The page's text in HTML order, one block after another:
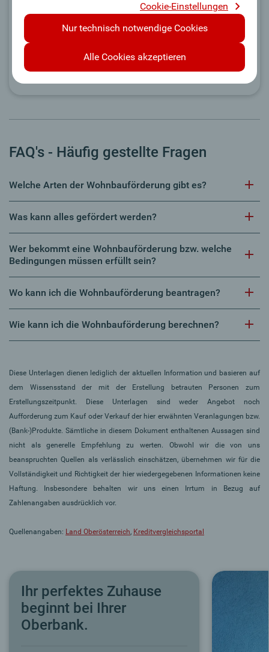
Alle wichtigen Informationen zur passenden
Kaufförderung.
FAQ's - Häufig gestellte Fragen
Welche Arten der Wohnbauförderung gibt es?
Was kann alles gefördert werden?
Wer bekommt eine Wohnbauförderung bzw. welche
Bedingungen müssen erfüllt sein?
Wo kann ich die Wohnbauförderung beantragen?
Wie kann ich die Wohnbauförderung berechnen?
Diese Unterlagen dienen lediglich der aktuellen Information und basieren auf
dem Wissensstand der mit der Erstellung betrauten Personen zum
Erstellungszeitpunkt. Diese Unterlagen sind weder Angebot noch
Aufforderung zum Kauf oder Verkauf der hier erwähnten Veranlagungen bzw.
(Bank-)Produkte. Sämtliche in diesem Dokument enthaltenen Aussagen sind
nicht als generelle Empfehlung zu werten. Obwohl wir die von uns
beanspruchten Quellen als verlässlich einschätzen, übernehmen wir für die
Vollständigkeit und Richtigkeit der hier wiedergegebenen Informationen keine
Haftung. Insbesondere behalten wir uns einen Irrtum in Bezug auf
Zahlenangaben ausdrücklich vor.
Quellenangaben: Land Oberösterreich, Kreditvergleichsportal
Ihr perfektes Zuhause
beginnt bei Ihrer
Oberbank.
Cookie-Einstellungen
Nur technisch notwendige Cookies
Alle Cookies akzeptieren